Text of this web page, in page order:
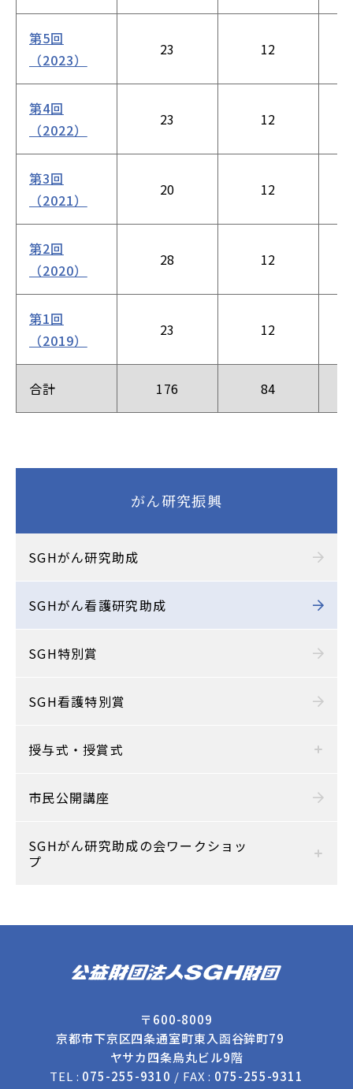
第5回
（2023）
23 12
第4回
（2022）
23 12
第3回
（2021）
20 12
第2回
（2020）
28 12
第1回
（2019）
23 12
合計 176 84
がん研究振興
SGHがん研究助成
SGHがん看護研究助成
SGH特別賞
SGH看護特別賞
授与式・授賞式
市民公開講座
SGHがん研究助成の会ワークショッ
プ
〒600-8009
京都市下京区四条通室町東入函谷鉾町79
ヤサカ四条烏丸ビル9階
TEL : 075-255-9310 / FAX : 075-255-9311